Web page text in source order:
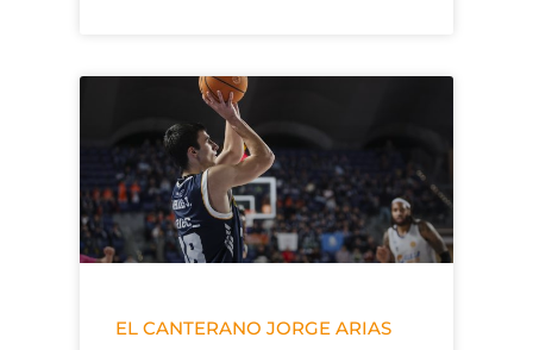
EL CANTERANO JORGE ARIAS